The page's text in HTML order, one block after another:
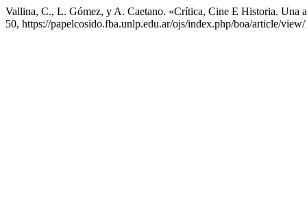
Vallina, C., L. Gómez, y A. Caetano. «Crítica, Cine E Historia. Una
50, https://papelcosido.fba.unlp.edu.ar/ojs/index.php/boa/article/